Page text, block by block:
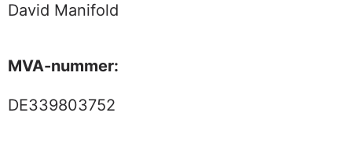
David Manifold
MVA-nummer:
DE339803752